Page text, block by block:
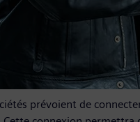
prévoient de